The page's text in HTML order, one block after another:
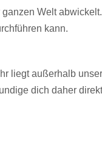
Welt
kann.
liegt außerhalb
dich daher